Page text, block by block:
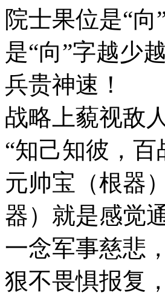
院士果位是“
是“向”字越少
兵贵神速！
战略上藐视敌
“知己知彼，百
元帅宝（根器
器）就是感觉
一念军事慈悲
狠不畏惧报复